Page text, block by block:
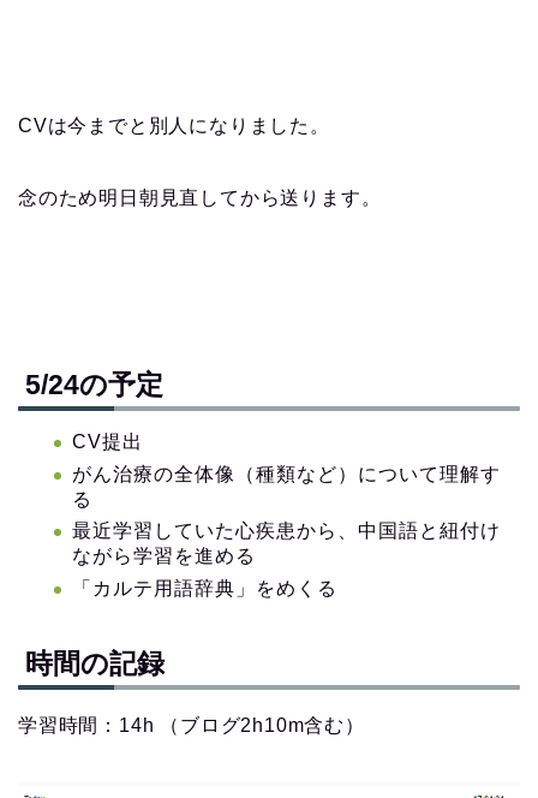
CVは今までと別人になりました。
念のため明日朝見直してから送ります。
5/24の予定
CV提出
がん治療の全体像（種類など）について理解す
る
最近学習していた心疾患から、中国語と紐付け
ながら学習を進める
「カルテ用語辞典」をめくる
時間の記録
学習時間：14h （ブログ2h10m含む）